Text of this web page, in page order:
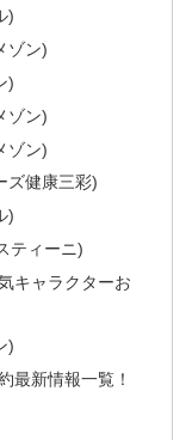
)
ゾン)
)
ゾン)
ゾン)
ズ健康三彩)
)
ティーニ)
キャラクターお
)
最新情報一覧！